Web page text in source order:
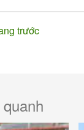
trước